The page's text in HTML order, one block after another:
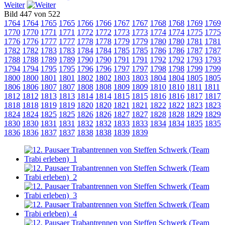
Weiter
Bild 447 von 522
1764 1764 1765 1765 1766 1766 1767 1767 1768 1768 1769 1769
1770 1770 1771 1771 1772 1772 1773 1773 1774 1774 1775 1775
1776 1776 1777 1777 1778 1778 1779 1779 1780 1780 1781 1781
1782 1782 1783 1783 1784 1784 1785 1785 1786 1786 1787 1787
1788 1788 1789 1789 1790 1790 1791 1791 1792 1792 1793 1793
1794 1794 1795 1795 1796 1796 1797 1797 1798 1798 1799 1799
1800 1800 1801 1801 1802 1802 1803 1803 1804 1804 1805 1805
1806 1806 1807 1807 1808 1808 1809 1809 1810 1810 1811 1811
1812 1812 1813 1813 1814 1814 1815 1815 1816 1816 1817 1817
1818 1818 1819 1819 1820 1820 1821 1821 1822 1822 1823 1823
1824 1824 1825 1825 1826 1826 1827 1827 1828 1828 1829 1829
1830 1830 1831 1831 1832 1832 1833 1833 1834 1834 1835 1835
1836 1836 1837 1837 1838 1838 1839 1839